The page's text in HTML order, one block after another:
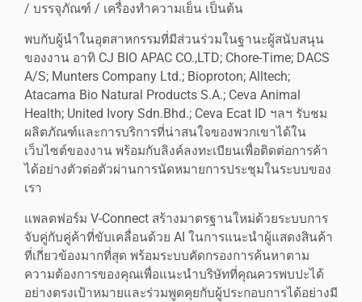
/ บรรจุภัณฑ์ / เครื่องทำความเย็น เป็นต้น
พบกับผู้นำในอุตสาหกรรมที่มีส่วนร่วมในฐานะผู้สนับสนุน
ของงาน อาทิ CJ BIO APAC CO.,LTD; Chore-Time; DACS
A/S; Munters Company Ltd.; Bioproton; Alltech;
Atacama Bio Natural Products S.A.; Ceva Animal
Health; United Ivory Sdn.Bhd.; Ceva Ecat ID ฯลฯ รับชม
ผลิตภัณฑ์และการบริการที่น่าสนใจของพวกเขาได้ใน
เว็บไซต์ของงาน พร้อมกับลิงค์ลงทะเบียนเพื่อติดต่อการค้า
ได้อย่างตัวต่อตัวผ่านการนัดหมายการประชุมในระบบของ
เรา
แพลตฟอร์ม V-Connect สร้างมาตรฐานใหม่ด้วยระบบการ
จับคู่กับคู่ค้าที่ขับเคลื่อนด้วย AI ในการแนะนำผู้แสดงสินค้า
ที่เกี่ยวข้องมากที่สุด พร้อมระบบคัดกรองการค้นหาตาม
ความต้องการของคุณเพื่อแนะนำบริษัทที่คุณควรพบปะได้
อย่างตรงเป้าหมายและร่วมพูดคุยกับผู้ประกอบการได้อย่างมี